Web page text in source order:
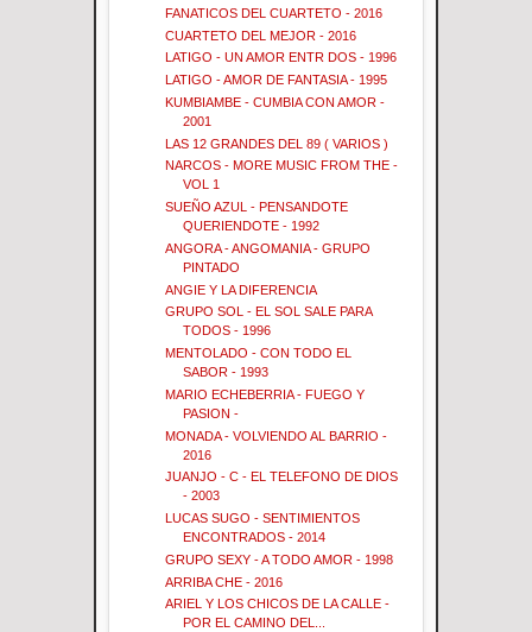
FANATICOS DEL CUARTETO - 2016
CUARTETO DEL MEJOR - 2016
LATIGO - UN AMOR ENTR DOS - 1996
LATIGO - AMOR DE FANTASIA - 1995
KUMBIAMBE - CUMBIA CON AMOR -
2001
LAS 12 GRANDES DEL 89 ( VARIOS )
NARCOS - MORE MUSIC FROM THE -
VOL 1
SUEÑO AZUL - PENSANDOTE
QUERIENDOTE - 1992
ANGORA - ANGOMANIA - GRUPO
PINTADO
ANGIE Y LA DIFERENCIA
GRUPO SOL - EL SOL SALE PARA
TODOS - 1996
MENTOLADO - CON TODO EL
SABOR - 1993
MARIO ECHEBERRIA - FUEGO Y
PASION -
MONADA - VOLVIENDO AL BARRIO -
2016
JUANJO - C - EL TELEFONO DE DIOS
- 2003
LUCAS SUGO - SENTIMIENTOS
ENCONTRADOS - 2014
GRUPO SEXY - A TODO AMOR - 1998
ARRIBA CHE - 2016
ARIEL Y LOS CHICOS DE LA CALLE -
POR EL CAMINO DEL...